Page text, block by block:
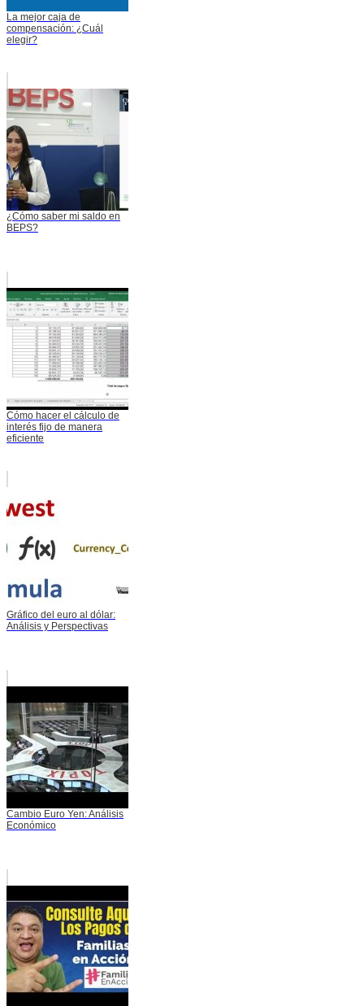
La mejor caja de
compensación: ¿Cuál
elegir?
¿Cómo saber mi saldo en
BEPS?
Cómo hacer el cálculo de
interés fijo de manera
eficiente
Gráfico del euro al dólar:
Análisis y Perspectivas
Cambio Euro Yen: Análisis
Económico